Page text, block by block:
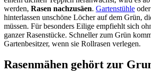
werden, Rasen nachzusäen. Gartenstühle
hinterlassen unschöne Löcher auf dem Grün,
müssen. Für besonders Eilige empfiehlt sich
ganzer Rasenstücke. Schneller zum Grün
Gartenbesitzer, wenn sie Rollrasen verlegen.
Rasenmähen gehört zur